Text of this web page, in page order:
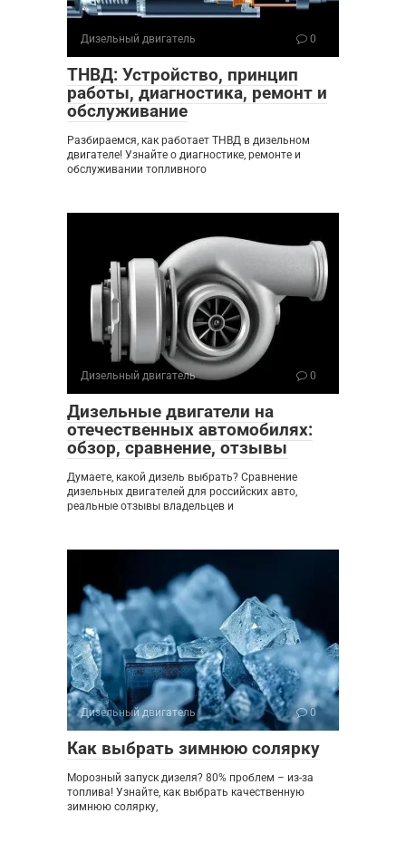
Дизельный двигатель 0
ТНВД: Устройство, принцип
работы, диагностика, ремонт и
обслуживание
Разбираемся, как работает ТНВД в дизельном
двигателе! Узнайте о диагностике, ремонте и
обслуживании топливного
Дизельный двигатель 0
Дизельные двигатели на
отечественных автомобилях:
обзор, сравнение, отзывы
Думаете, какой дизель выбрать? Сравнение
дизельных двигателей для российских авто,
реальные отзывы владельцев и
Дизельный двигатель 0
Как выбрать зимнюю солярку
Морозный запуск дизеля? 80% проблем – из-за
топлива! Узнайте, как выбрать качественную
зимнюю солярку,